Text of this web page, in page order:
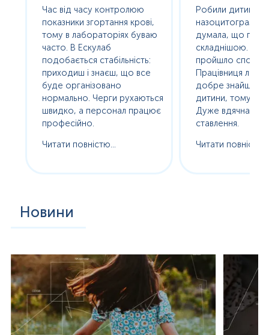
Час від часу контролюю
показники згортання крові,
тому в лабораторіях буваю
часто. В Ескулаб
подобається стабільність:
приходиш і знаєш, що все
буде організовано
нормально. Черги рухаються
швидко, а персонал працює
професійно.
Читати повністю...
Робили дитині
назоцитограму.
думала, що
складнішою.
пройшло
Працівниця
добре знайшла
дитини, тому без
Дуже вдячна за
ставлення.
Читати повністю...
Новини